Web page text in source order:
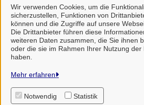
Wir verwenden Cookies, um die
sicherzustellen, Funktionen von
können und die Zugriffe auf unsere
Die Drittanbieter führen diese
weiteren Daten zusammen, die Sie ihnen
oder die sie im Rahmen Ihrer Nutzung der
haben.
Mehr erfahren
Notwendig Statistik
Weitere Informationen zur BundID
FAQ-Seite des
Landkreis Uelzen
Alle Rechte vorbehalten